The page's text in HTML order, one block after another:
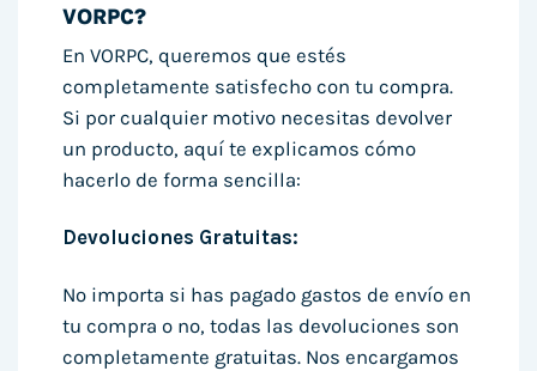
VORPC?
En VORPC, queremos que estés
completamente satisfecho con tu compra.
Si por cualquier motivo necesitas devolver
un producto, aquí te explicamos cómo
hacerlo de forma sencilla:
Devoluciones Gratuitas:
No importa si has pagado gastos de envío en
tu compra o no, todas las devoluciones son
completamente gratuitas. Nos encargamos